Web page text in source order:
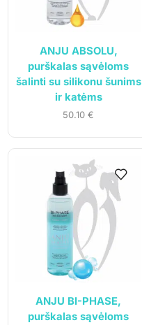
ANJU ABSOLU,
purškalas sąvėloms
šalinti su silikonu šunims
ir katėms
50.10 €
ANJU BI-PHASE,
purškalas sąvėloms